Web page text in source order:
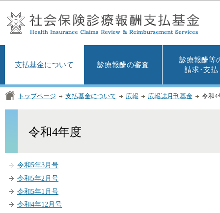
支払基金について 診療報酬の審査
診療報酬等
請求･支払
トップページ 支払基金について 広報 広報誌月刊基金 令和4
令和4年度
令和5年3月号
令和5年2月号
令和5年1月号
令和4年12月号